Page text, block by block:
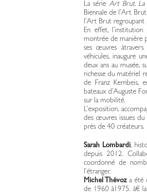
La série Art Brut.
Biennale de l’Art
l’Art Brut
En effet,
montrée de manière
ses œuvres
véhicules, inaugure
deux ans au musée,
richesse du matériel
de Franz Kernbeis,
bateaux d’Auguste
sur la mobilité.
L’exposition,
des œuvres issues du
près de 40 créateurs.
Sarah Lombardi,
depuis 2012.
coordonné de
l’étranger.
Michel Thévoza été
de 1960 à1975. à€ la